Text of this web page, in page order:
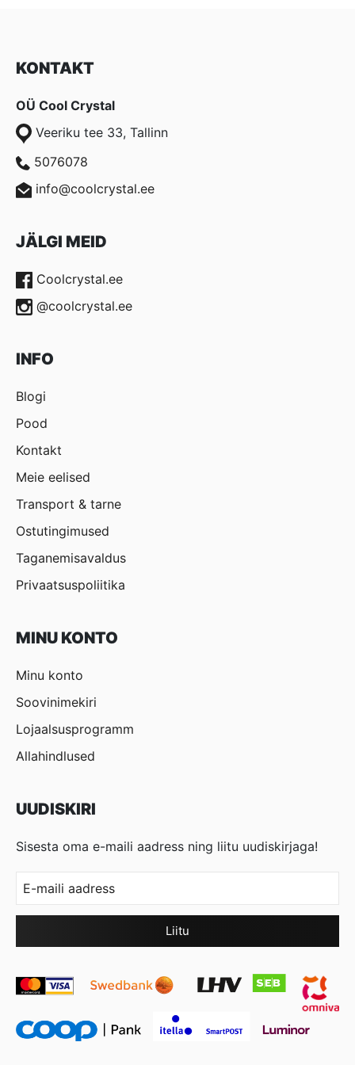
KONTAKT
OÜ Cool Crystal
Veeriku tee 33, Tallinn
5076078
info@coolcrystal.ee
JÄLGI MEID
Coolcrystal.ee
@coolcrystal.ee
INFO
Blogi
Pood
Kontakt
Meie eelised
Transport & tarne
Ostutingimused
Taganemisavaldus
Privaatsuspoliitika
MINU KONTO
Minu konto
Soovinimekiri
Lojaalsusprogramm
Allahindlused
UUDISKIRI
Sisesta oma e-maili aadress ning liitu uudiskirjaga!